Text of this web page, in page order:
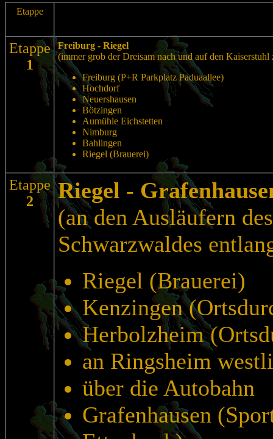
Etappe
Etappe
1
Freiburg - Riegel
(immer grob der Dreisam nach und auf den Kaiserstuhl
Freiburg (P+R Parkplatz Paduaallee)
Hochdorf
Neuershausen
Bötzingen
Aumühle Eichstetten
Nimburg
Bahlingen
Riegel (Brauerei)
Etappe
2
Riegel -
(an den Ausläufern des
Schwarzwaldes
Riegel (Brauerei)
Kenzingen
Herbolzheim
an Ringsheim
über die Autobahn
Grafenhausen